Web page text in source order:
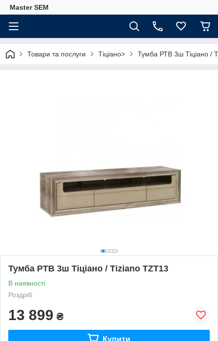
Master SEM
Товари та послуги Тіціано> Тумба РТВ 3ш Тіціано /
Тумба РТВ 3ш Тіціано / Tiziano TZT13
В наявності
Роздріб
13 899 ₴
Купити